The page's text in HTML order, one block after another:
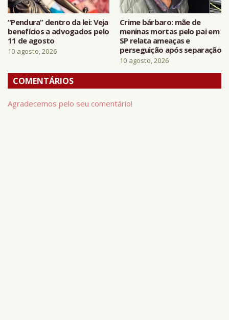
“Pendura” dentro da lei: Veja
benefícios a advogados pelo
11 de agosto
10 agosto, 2026
Crime bárbaro: mãe de
meninas mortas pelo pai em
SP relata ameaças e
perseguição após separação
10 agosto, 2026
COMENTÁRIOS
Agradecemos pelo seu comentário!